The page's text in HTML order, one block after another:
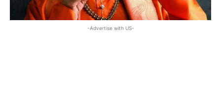
-Advertise with US-